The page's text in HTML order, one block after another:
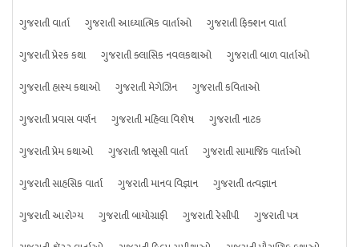
ગુજરાતી વાર્તા ગુજરાતી આધ્યાત્મિક વાર્તાઓ
ગુજરાતી ફિક્શન વાર્તા
ગુજરાતી પ્રેરક કથા
ગુજરાતી ક્લાસિક નવલકથાઓ
ગુજરાતી બાળ વાર્તાઓ
ગુજરાતી હાસ્ય કથાઓ
ગુજરાતી મેગેઝિન
ગુજરાતી કવિતાઓ
ગુજરાતી પ્રવાસ વર્ણન
ગુજરાતી મહિલા વિશેષ
ગુજરાતી નાટક
ગુજરાતી પ્રેમ કથાઓ
ગુજરાતી જાસૂસી વાર્તા
ગુજરાતી સામાજિક વાર્તાઓ
ગુજરાતી સાહસિક વાર્તા
ગુજરાતી માનવ વિજ્ઞાન
ગુજરાતી તત્વજ્ઞાન
ગુજરાતી આરોગ્ય
ગુજરાતી બાયોગ્રાફી ગુજરાતી રેસીપી
ગુજરાતી પત્ર